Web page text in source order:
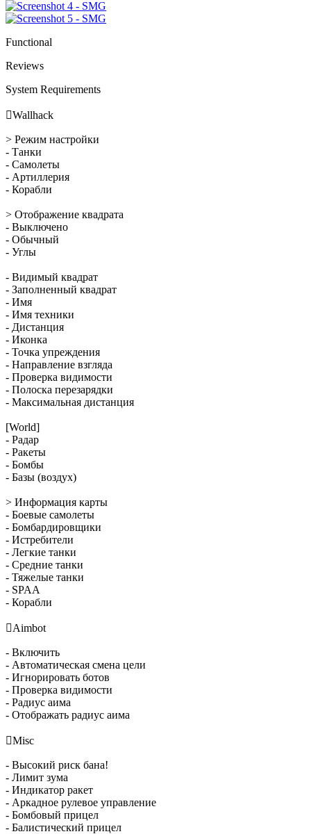
Functional
Reviews
System Requirements
Wallhack
> Режим настройки
- Танки
- Самолеты
- Артиллерия
- Корабли
> Отображение квадрата
- Выключено
- Обычный
- Углы
- Видимый квадрат
- Заполненный квадрат
- Имя
- Имя техники
- Дистанция
- Иконка
- Точка упреждения
- Направление взгляда
- Проверка видимости
- Полоска перезарядки
- Максимальная дистанция
[World]
- Радар
- Ракеты
- Бомбы
- Базы (воздух)
> Информация карты
- Боевые самолеты
- Бомбардировщики
- Истребители
- Легкие танки
- Средние танки
- Тяжелые танки
- SPAA
- Корабли
Aimbot
- Включить
- Автоматическая смена цели
- Игнорировать ботов
- Проверка видимости
- Радиус аима
- Отображать радиус аима
Misc
- Высокий риск бана!
- Лимит зума
- Индикатор ракет
- Аркадное рулевое управление
- Бомбовый прицел
- Балистический прицел